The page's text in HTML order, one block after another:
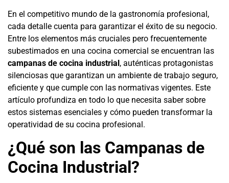
En el competitivo mundo de la gastronomía profesional,
cada detalle cuenta para garantizar el éxito de su negocio.
Entre los elementos más cruciales pero frecuentemente
subestimados en una cocina comercial se encuentran las
campanas de cocina industrial, auténticas protagonistas
silenciosas que garantizan un ambiente de trabajo seguro,
eficiente y que cumple con las normativas vigentes. Este
artículo profundiza en todo lo que necesita saber sobre
estos sistemas esenciales y cómo pueden transformar la
operatividad de su cocina profesional.
¿Qué son las Campanas de
Cocina Industrial?